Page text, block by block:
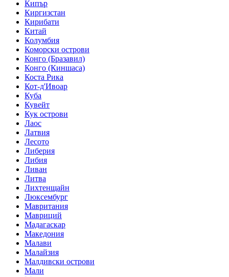
Кипър
Киргизстан
Кирибати
Китай
Колумбия
Коморски острови
Конго (Бразавил)
Конго (Киншаса)
Коста Рика
Кот-д'Ивоар
Куба
Кувейт
Кук острови
Лаос
Латвия
Лесото
Либерия
Либия
Ливан
Литва
Лихтенщайн
Люксембург
Мавритания
Мавриций
Мадагаскар
Македония
Малави
Малайзия
Малдивски острови
Мали